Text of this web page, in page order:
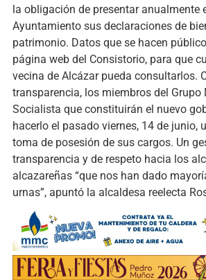
la obligación de presentar anualmente
Ayuntamiento sus declaraciones de
patrimonio. Datos que se hacen
página web del Consistorio, para que
vecina de Alcázar pueda consultarlos.
transparencia, los miembros del Grupo
Socialista que constituirán el nuevo
hacerlo el pasado viernes, 14 de junio,
toma de posesión de sus cargos. Un
transparencia y de respeto hacia los
alcazareñas “que nos han dado
urnas”, apuntó la alcaldesa reelecta